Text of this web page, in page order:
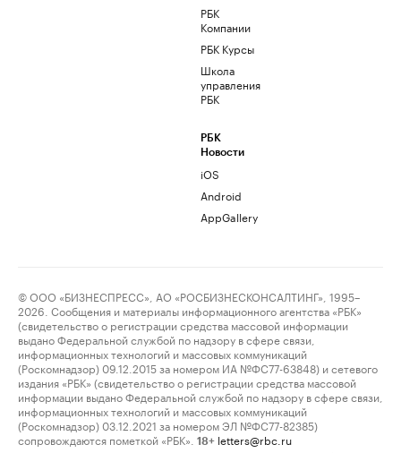
РБК
Компании
РБК Курсы
Школа
управления
РБК
РБК
Новости
iOS
Android
AppGallery
© ООО «БИЗНЕСПРЕСС», АО «РОСБИЗНЕСКОНСАЛТИНГ», 1995–
2026. Сообщения и материалы информационного агентства «РБК»
(свидетельство о регистрации средства массовой информации
выдано Федеральной службой по надзору в сфере связи,
информационных технологий и массовых коммуникаций
(Роскомнадзор) 09.12.2015 за номером ИА №ФС77-63848) и сетевого
издания «РБК» (свидетельство о регистрации средства массовой
информации выдано Федеральной службой по надзору в сфере связи,
информационных технологий и массовых коммуникаций
(Роскомнадзор) 03.12.2021 за номером ЭЛ №ФС77-82385)
сопровождаются пометкой «РБК».
18+ letters@rbc.ru